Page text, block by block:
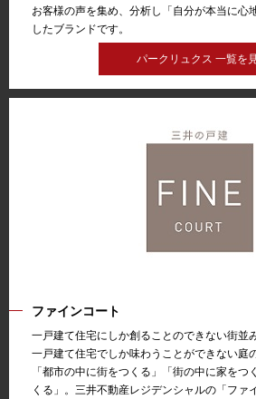
お客様の声を集め、分析し「自分が本当に心
したブランドです。
パークリュクス 一覧を
ファインコート
一戸建て住宅にしか創ることのできない街並み
一戸建て住宅でしか味わうことができない庭
「都市の中に街をつくる」「街の中に家をつ
くる」。三井不動産レジデンシャルの「ファ